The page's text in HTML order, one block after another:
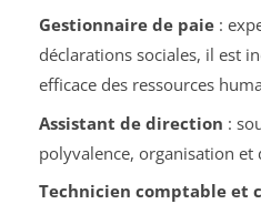
Gestionnaire de paie:
déclarations sociales, il est
efficace des ressources
Assistant de direction :
polyvalence, organisation et
Technicien comptable et